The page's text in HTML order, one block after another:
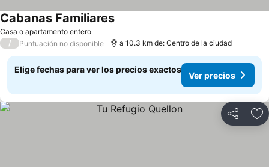
Casa o apartamento entero
Cabanas FamiliaresVer precios
/ Puntuación no disponible a 10.3 km de: Centro de la ciudad
Elige fechas para ver los precios exactos
Ver precios
Compartir